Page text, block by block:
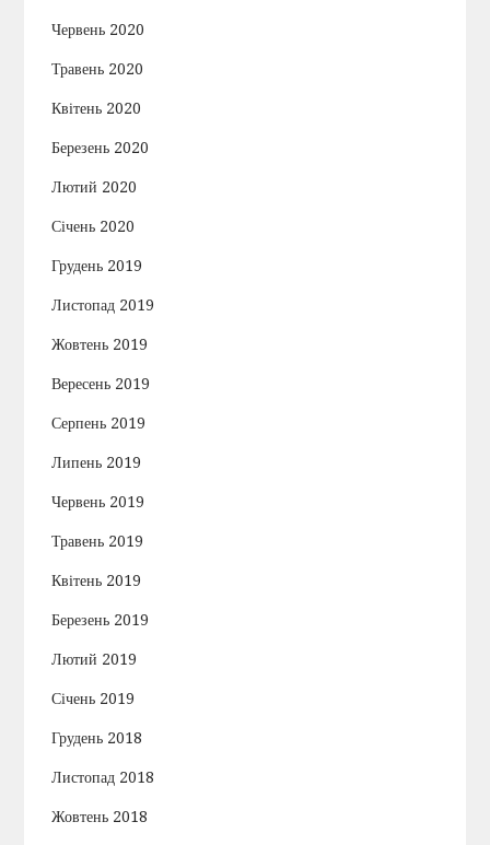
Червень 2020
Травень 2020
Квітень 2020
Березень 2020
Лютий 2020
Січень 2020
Грудень 2019
Листопад 2019
Жовтень 2019
Вересень 2019
Серпень 2019
Липень 2019
Червень 2019
Травень 2019
Квітень 2019
Березень 2019
Лютий 2019
Січень 2019
Грудень 2018
Листопад 2018
Жовтень 2018